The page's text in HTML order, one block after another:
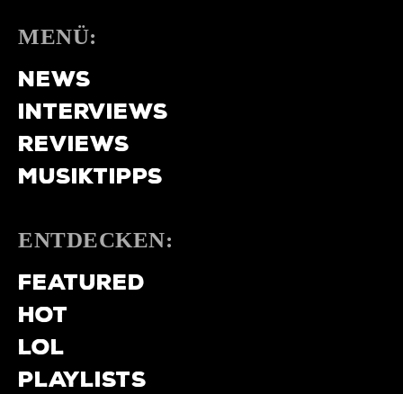
MENÜ:
NEWS
INTERVIEWS
REVIEWS
MUSIKTIPPS
ENTDECKEN:
FEATURED
HOT
LOL
PLAYLISTS